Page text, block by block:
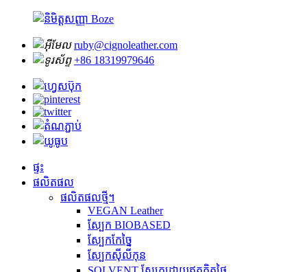
ruby@cignoleather.com
+86 18319979646
ផ្ទះ
ផលិតផល
ផលិតផលថ្មី។
VEGAN Leather
ស្បែក BIOBASED
ស្បែកកែច្នៃ
ស្បែកស៊ីលីកុន